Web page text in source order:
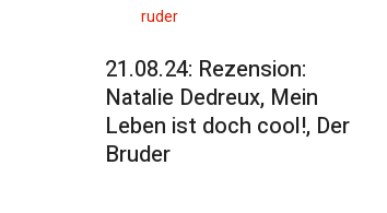
21.08.24: Rezension:
Natalie Dedreux, Mein
Leben ist doch cool!, Der
Bruder